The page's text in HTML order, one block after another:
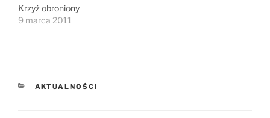
Krzyż obroniony
9 marca 2011
KATEGORIE
AKTUALNOŚCI